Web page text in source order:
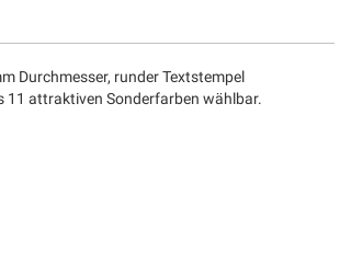
Durchmesser, runder Textstempel
11 attraktiven Sonderfarben wählbar.